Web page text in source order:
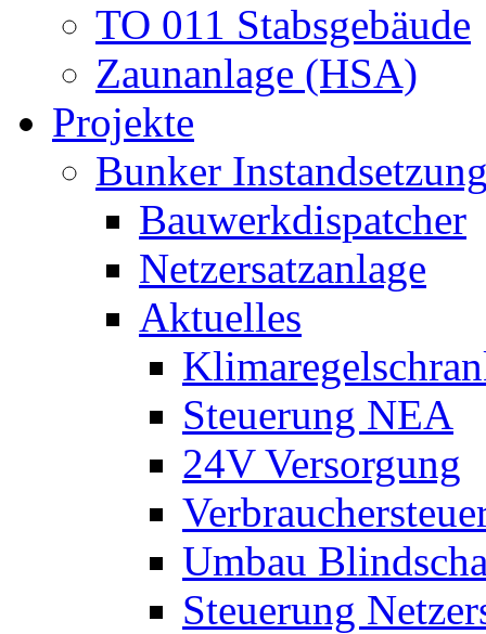
TO 011 Stabsgebäude
Zaunanlage (HSA)
Projekte
Bunker
Bauwerkdispatcher
Netzersatzanlage
Aktuelles
Steuerung NEA
24V Versorgung
Umbau
Steuerung